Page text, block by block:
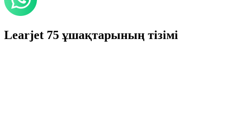
Learjet 75 ұшақтарының тізімі